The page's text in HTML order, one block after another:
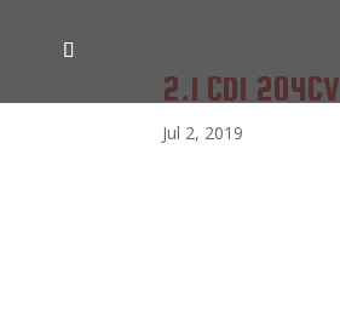
2.1 CDI 204CV
Jul 2, 2019